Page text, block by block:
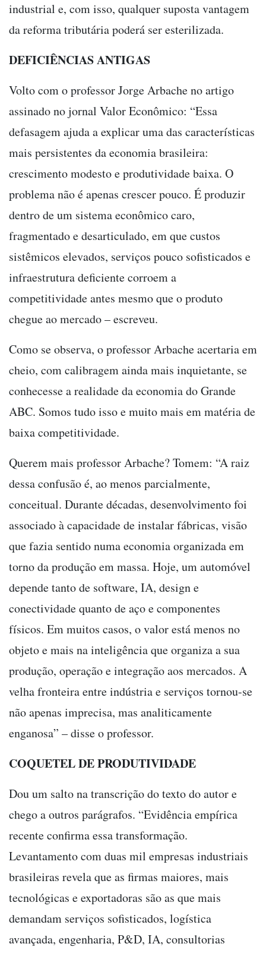
industrial e, com isso, qualquer suposta vantagem
da reforma tributária poderá ser esterilizada.
DEFICIÊNCIAS ANTIGAS
Volto com o professor Jorge Arbache no artigo
assinado no jornal Valor Econômico: “Essa
defasagem ajuda a explicar uma das características
mais persistentes da economia brasileira:
crescimento modesto e produtividade baixa. O
problema não é apenas crescer pouco. É produzir
dentro de um sistema econômico caro,
fragmentado e desarticulado, em que custos
sistêmicos elevados, serviços pouco sofisticados e
infraestrutura deficiente corroem a
competitividade antes mesmo que o produto
chegue ao mercado – escreveu.
Como se observa, o professor Arbache acertaria em
cheio, com calibragem ainda mais inquietante, se
conhecesse a realidade da economia do Grande
ABC. Somos tudo isso e muito mais em matéria de
baixa competitividade.
Querem mais professor Arbache? Tomem: “A raiz
dessa confusão é, ao menos parcialmente,
conceitual. Durante décadas, desenvolvimento foi
associado à capacidade de instalar fábricas, visão
que fazia sentido numa economia organizada em
torno da produção em massa. Hoje, um automóvel
depende tanto de software, IA, design e
conectividade quanto de aço e componentes
físicos. Em muitos casos, o valor está menos no
objeto e mais na inteligência que organiza a sua
produção, operação e integração aos mercados. A
velha fronteira entre indústria e serviços tornou-se
não apenas imprecisa, mas analiticamente
enganosa” – disse o professor.
COQUETEL DE PRODUTIVIDADE
Dou um salto na transcrição do texto do autor e
chego a outros parágrafos. “Evidência empírica
recente confirma essa transformação.
Levantamento com duas mil empresas industriais
brasileiras revela que as firmas maiores, mais
tecnológicas e exportadoras são as que mais
demandam serviços sofisticados, logística
avançada, engenharia, P&D, IA, consultorias